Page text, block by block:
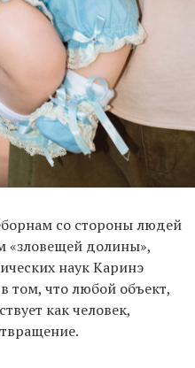
со стороны людей
«зловещей долины»,
наук Каринэ
том, что любой объект,
как человек,